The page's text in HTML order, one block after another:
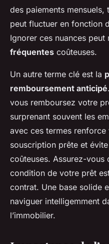
des paiements mensuels,
peut fluctuer en fonction
Ignorer ces nuances peut
fréquentes coûteuses.
Un autre terme clé est la
remboursement anticipé
vous remboursez votre
surprenant souvent les
avec ces termes
souscription prête et
coûteuses. Assurez-vous
condition de votre prêt
contrat. Une base solide
naviguer intelligemment
l’immobilier.